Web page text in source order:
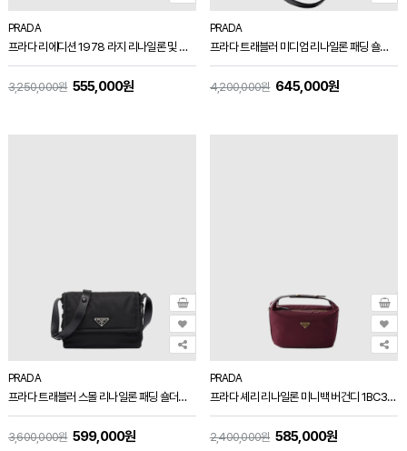
PRADA
프라다 리에디션 1978 라지 리나일론 및 사피아노 가죽 토트백 블랙 1BG527
3,250,000원 555,000원
PRADA
프라다 트래블러 미디엄 리나일론 패딩 숄더백 블랙 1BD255
4,200,000원 645,000원
PRADA
프라다 트래블러 스몰 리나일론 패딩 숄더백 블랙 1BD313
3,600,000원 599,000원
PRADA
프라다 셰리 리나일론 미니백 버건디 1BC302
2,400,000원 585,000원